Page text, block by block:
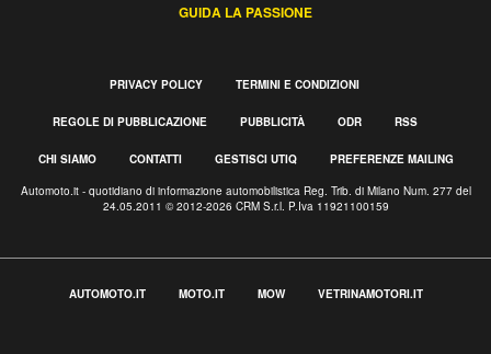
GUIDA LA PASSIONE
PRIVACY POLICY TERMINI E CONDIZIONI
REGOLE DI PUBBLICAZIONE PUBBLICITÀ ODR RSS
CHI SIAMO CONTATTI GESTISCI UTIQ PREFERENZE MAILING
Automoto.it - quotidiano di informazione automobilistica Reg. Trib. di Milano Num. 277 del
24.05.2011 © 2012-2026 CRM S.r.l. P.Iva 11921100159
AUTOMOTO.IT MOTO.IT MOW VETRINAMOTORI.IT